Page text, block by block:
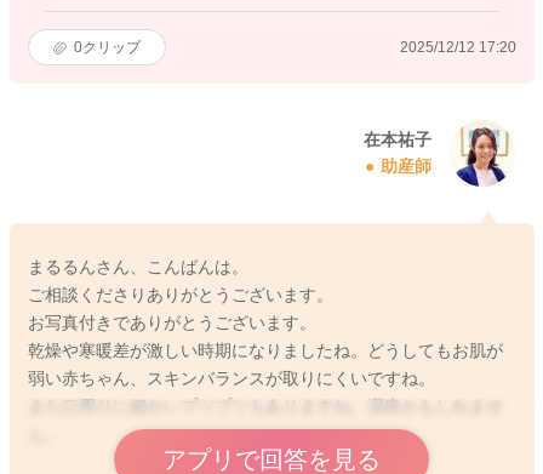
0クリップ 2025/12/12 17:20
在本祐子
助産師
まるるんさん、こんばんは。
ご相談くださりありがとうございます。
お写真付きでありがとうございます。
乾燥や寒暖差が激しい時期になりましたね。どうしてもお肌が
弱い赤ちゃん、スキンバランスが取りにくいですね。
また口周りに細かいプツプツもありますね。湿疹かもしれませ
アプリで回答を見る